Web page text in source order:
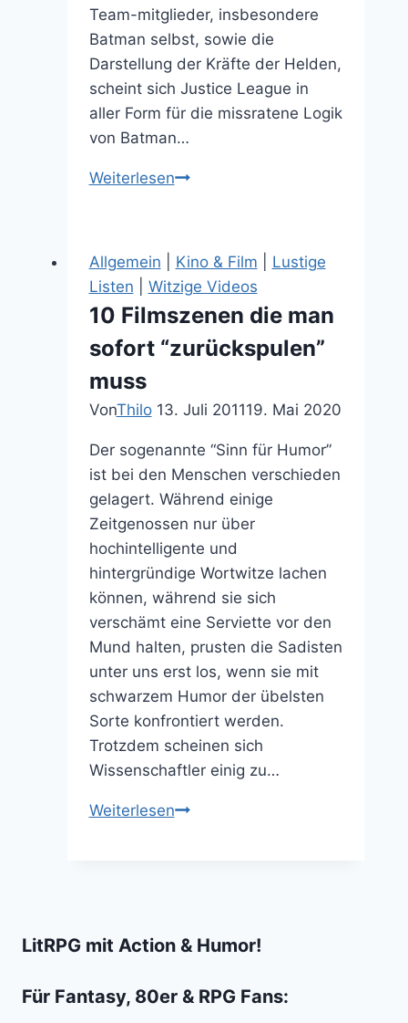
Team-mitglieder, insbesondere
Batman selbst, sowie die
Darstellung der Kräfte der Helden,
scheint sich Justice League in
aller Form für die missratene Logik
von Batman…
WeiterlesenJustice
Avengers
für
Arme
Allgemein Kino & Film
Lustige
Listen
Witzige Videos
10 Filmszenen die man
sofort “zurückspulen”
muss
VonThilo 13. Juli 201119. Mai 2020
Der sogenannte “Sinn für Humor”
ist bei den Menschen verschieden
gelagert. Während einige
Zeitgenossen nur über
hochintelligente und
hintergründige Wortwitze lachen
können, während sie sich
verschämt eine Serviette vor den
Mund halten, prusten die Sadisten
unter uns erst los, wenn sie mit
schwarzem Humor der übelsten
Sorte konfrontiert werden.
Trotzdem scheinen sich
Wissenschaftler einig zu…
Weiterlesen10
muss
LitRPG mit Action & Humor!
Für Fantasy, 80er & RPG Fans: